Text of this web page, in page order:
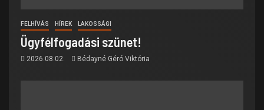
FELHÍVÁS HÍREK LAKOSSÁGI
Ügyfélfogadási szünet!
2026.08.02. Bédayné Géró Viktória